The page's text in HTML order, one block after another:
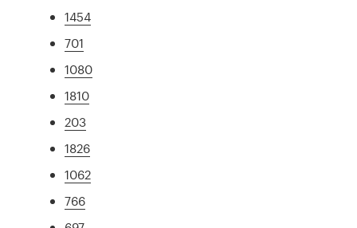
1454
701
1080
1810
203
1826
1062
766